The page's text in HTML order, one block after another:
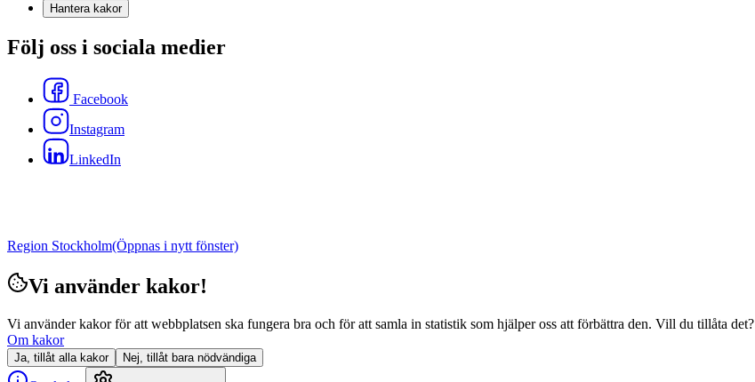
Hantera kakor
Följ oss i sociala medier
Facebook
Instagram
LinkedIn
Region Stockholm(Öppnas i nytt fönster)
Vi använder kakor!
Vi använder kakor för att webbplatsen ska fungera bra och för att samla in statistik som hjälper oss att förbättra den. Vill du tillåta det?
Om kakor
Ja, tillåt alla kakor Nej, tillåt bara nödvändiga